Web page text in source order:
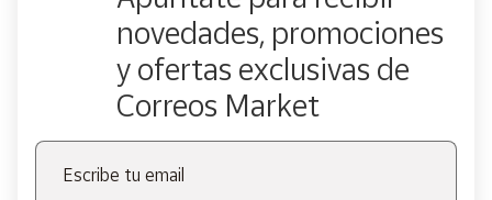
novedades, promociones
y ofertas exclusivas de
Correos Market
Escribe tu email